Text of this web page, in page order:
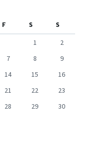
F S
S
1
2
7 8
9
14 15
16
21 22
23
28 29
30